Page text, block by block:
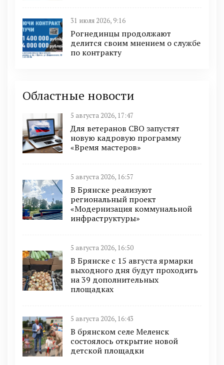
31 июля 2026, 9:16
Рогнединцы продолжают
делится своим мнением о службе
по контракту
Областные новости
5 августа 2026, 17:47
Для ветеранов СВО запустят
новую кадровую программу
«Время мастеров»
5 августа 2026, 16:57
В Брянске реализуют
региональный проект
«Модернизация коммунальной
инфраструктуры»
5 августа 2026, 16:50
В Брянске с 15 августа ярмарки
выходного дня будут проходить
на 39 дополнительных
площадках
5 августа 2026, 16:43
В брянском селе Меленск
состоялось открытие новой
детской площадки